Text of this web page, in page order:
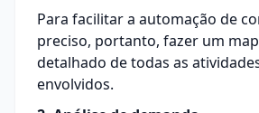
Para facilitar a automação de
preciso, portanto, fazer um
detalhado de todas as
envolvidos.